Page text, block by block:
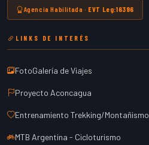
Agencia Habilitada · EVT Leg:16396
LINKS DE INTERÉS
FotoGalería de Viajes
Proyecto Aconcagua
Entrenamiento Trekking/Montañismo
MTB Argentina - Cicloturismo